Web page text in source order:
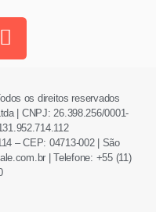
os direitos reservados
| CNPJ: 26.398.256/0001-
– CEP: 04713-002 | São
| Telefone: +55 (11)